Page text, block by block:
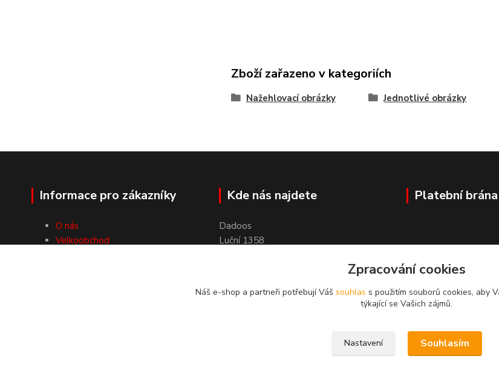
Zboží zařazeno v kategoriích
Nažehlovací obrázky Jednotlivé obrázky
Informace pro zákazníky
O nás
Velkoobchod
Kde nás najdete
Dadoos
Luční 1358
Platební
Zpracování cookies
Náš e-shop a partneři potřebují Váš souhlas s použitím souborů cookies, aby
týkající se Vašich zájmů.
Nastavení Souhlasím